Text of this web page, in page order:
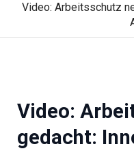
Video: Arbeitsschutz
Video:
gedacht: